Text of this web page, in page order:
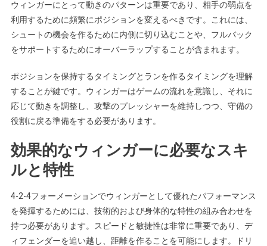
ウィンガーにとって動きのパターンは重要であり、相手の弱点を
利用するために頻繁にポジションを変えるべきです。これには、
シュートの機会を作るために内側に切り込むことや、フルバック
をサポートするためにオーバーラップすることが含まれます。
ポジションを保持するタイミングとランを作るタイミングを理解
することが鍵です。ウィンガーはゲームの流れを意識し、それに
応じて動きを調整し、攻撃のプレッシャーを維持しつつ、守備の
役割に戻る準備をする必要があります。
効果的なウィンガーに必要なスキ
ルと特性
4-2-4フォーメーションでウィンガーとして優れたパフォーマンス
を発揮するためには、技術的および身体的な特性の組み合わせを
持つ必要があります。スピードと敏捷性は非常に重要であり、デ
ィフェンダーを追い越し、距離を作ることを可能にします。ドリ